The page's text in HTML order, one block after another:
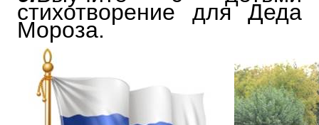
стихотворение для Деда
Мороза.